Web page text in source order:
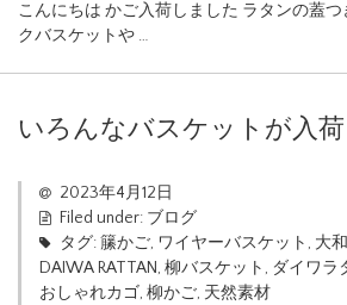
こんにちは かご入荷しました ラタンの蓋
クバスケットや …
いろんなバスケットが入
2023年4月12日
Filed under: ブログ
タグ:籘かご, ワイヤーバスケット , 大
DAIWA RATTAN, 柳バスケット , ダイワラ
おしゃれカゴ, 柳かご, 天然素材